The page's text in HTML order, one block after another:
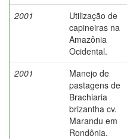
2001
Utilização de
capineiras na
Amazônia
Ocidental.
2001
Manejo de
pastagens de
Brachiaria
brizantha cv.
Marandu em
Rondônia.